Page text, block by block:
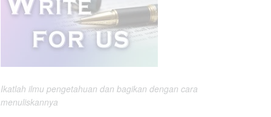
Ikatlah ilmu pengetahuan dan bagikan dengan cara
menuliskannya